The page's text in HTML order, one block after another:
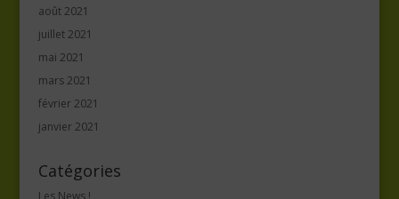
août 2021
juillet 2021
mai 2021
mars 2021
février 2021
janvier 2021
Catégories